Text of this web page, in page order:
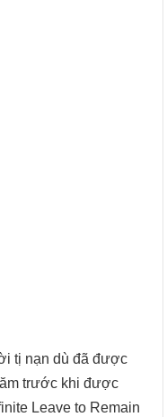
tị nạn dù đã được
trước khi được
Leave to Remain